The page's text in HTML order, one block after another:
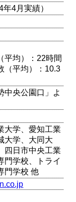
4月実績）
平均）：22時間
（平均）：10.3
中央公園口」よ
大学、愛知工業
大学、大同大
四日市中央工業
門学校、トライ
門学校 他